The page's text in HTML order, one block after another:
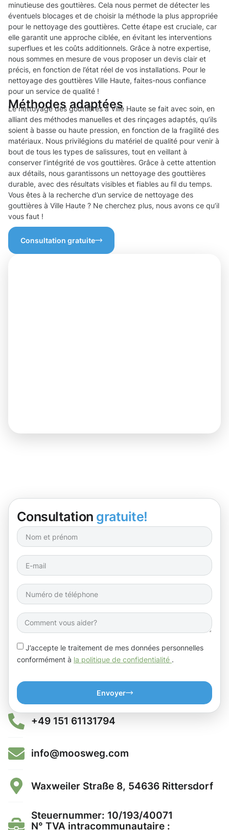
minutieuse des gouttières. Cela nous permet de détecter les
éventuels blocages et de choisir la méthode la plus appropriée
pour le nettoyage des gouttières. Cette étape est cruciale, car
elle garantit une approche ciblée, en évitant les interventions
superflues et les coûts additionnels. Grâce à notre expertise,
nous sommes en mesure de vous proposer un devis clair et
précis, en fonction de l’état réel de vos installations. Pour le
nettoyage des gouttières Ville Haute, faites-nous confiance
pour un service de qualité !
Méthodes adaptées
Le nettoyage des gouttières à Ville Haute se fait avec soin, en
alliant des méthodes manuelles et des rinçages adaptés, qu’ils
soient à basse ou haute pression, en fonction de la fragilité des
matériaux. Nous privilégions du matériel de qualité pour venir à
bout de tous les types de salissures, tout en veillant à
conserver l’intégrité de vos gouttières. Grâce à cette attention
aux détails, nous garantissons un nettoyage des gouttières
durable, avec des résultats visibles et fiables au fil du temps.
Vous êtes à la recherche d’un service de nettoyage des
gouttières à Ville Haute ? Ne cherchez plus, nous avons ce qu’il
vous faut !
Consultation gratuite
Consultation gratuite!
J’accepte le traitement de mes données personnelles
conformément à la politique de confidentialité .
Envoyer
+49 151 61131794
info@moosweg.com
Waxweiler Straße 8, 54636 Rittersdorf
Steuernummer: 10/193/40071
N° TVA intracommunautaire :